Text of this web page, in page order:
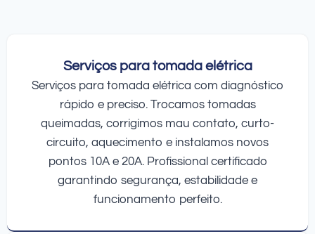
Serviços para tomada elétrica
Serviços para tomada elétrica com diagnóstico
rápido e preciso. Trocamos tomadas
queimadas, corrigimos mau contato, curto-
circuito, aquecimento e instalamos novos
pontos 10A e 20A. Profissional certificado
garantindo segurança, estabilidade e
funcionamento perfeito.